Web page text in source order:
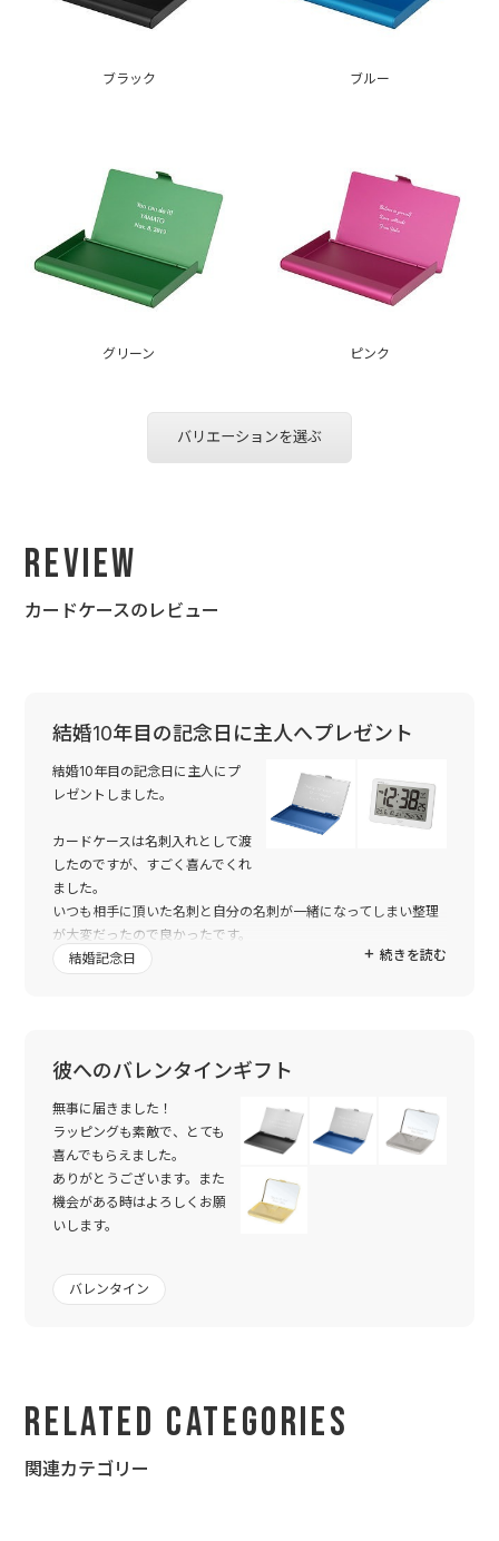
ブラック ブルー
グリーン ピンク
バリエーションを選ぶ
Review
カードケースのレビュー
結婚10年目の記念日に主人へプレゼント
結婚10年目の記念日に主人にプ
レゼントしました。
カードケースは名刺入れとして渡
したのですが、すごく喜んでくれ
ました。
いつも相手に頂いた名刺と自分の名刺が一緒になってしまい整理
が大変だったので良かったです。
今回は結婚１０年目、付き合って19年目の6940日になりまし
た。
何か記念に残したかったので良かったです。
デジタル時計にしたので最近時計が大好きな息子も喜んでまし
た。
本当にありがとうございました。
続きを読む
結婚記念日
彼へのバレンタインギフト
無事に届きました！
ラッピングも素敵で、とても
喜んでもらえました。
ありがとうございます。また
機会がある時はよろしくお願
いします。
バレンタイン
Related Categories
関連カテゴリー